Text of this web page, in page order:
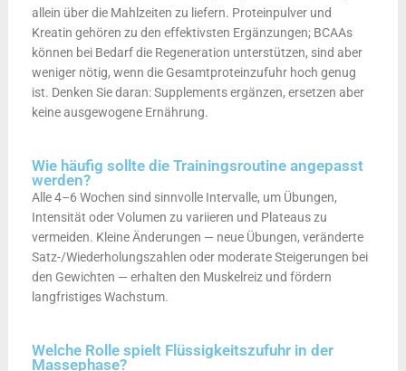
allein über die Mahlzeiten zu liefern. Proteinpulver und
Kreatin gehören zu den effektivsten Ergänzungen; BCAAs
können bei Bedarf die Regeneration unterstützen, sind aber
weniger nötig, wenn die Gesamtproteinzufuhr hoch genug
ist. Denken Sie daran: Supplements ergänzen, ersetzen aber
keine ausgewogene Ernährung.
Wie häufig sollte die Trainingsroutine angepasst
werden?
Alle 4–6 Wochen sind sinnvolle Intervalle, um Übungen,
Intensität oder Volumen zu variieren und Plateaus zu
vermeiden. Kleine Änderungen — neue Übungen, veränderte
Satz-/Wiederholungszahlen oder moderate Steigerungen bei
den Gewichten — erhalten den Muskelreiz und fördern
langfristiges Wachstum.
Welche Rolle spielt Flüssigkeitszufuhr in der
Massephase?